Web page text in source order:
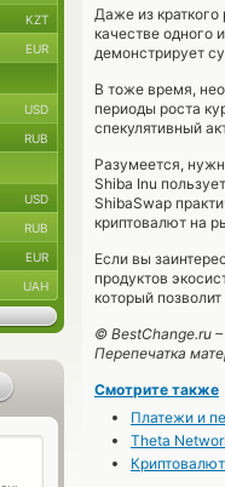
Даже из краткого
качестве одного
демонстрирует
В тоже время,
периоды роста
спекулятивный
Разумеется,
Shiba Inu
ShibaSwap
криптовалют на
Если вы
продуктов
который
© BestChange.ru –
Перепечатка
Смотрите также
Платежи и
Theta
KZT
EUR
USD
RUB
USD
RUB
EUR
UAH